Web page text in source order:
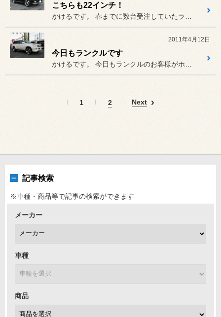
こちらも22インチ！
2011年4月12日
今日もランクルです
1 2 Next
記事検索
※車種・商品等で記事の検索ができます
メーカー
車種
商品